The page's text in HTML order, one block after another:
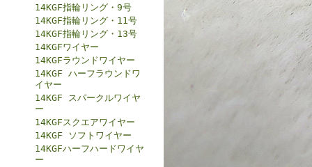
14KGF指輪リング・9号
14KGF指輪リング・11号
14KGF指輪リング・13号
14KGFワイヤー
14KGFラウンドワイヤー
14KGF ハーフラウンドワ
イヤー
14KGF スパークルワイヤ
ー
14KGFスクエアワイヤー
14KGF ソフトワイヤー
14KGFハーフハードワイヤ
ー